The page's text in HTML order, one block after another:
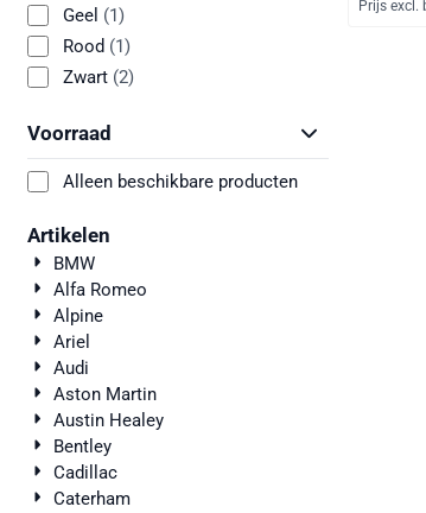
Geel (1)
Rood (1)
Zwart (2)
Voorraad
Alleen beschikbare producten
Artikelen
BMW
Alfa Romeo
Alpine
Ariel
Audi
Aston Martin
Austin Healey
Bentley
Cadillac
Caterham
Prijs excl.